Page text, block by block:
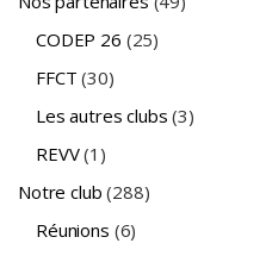
CODEP 26 (25)
FFCT (30)
Les autres clubs (3)
REVV(1)
Notre club (288)
Réunions (6)